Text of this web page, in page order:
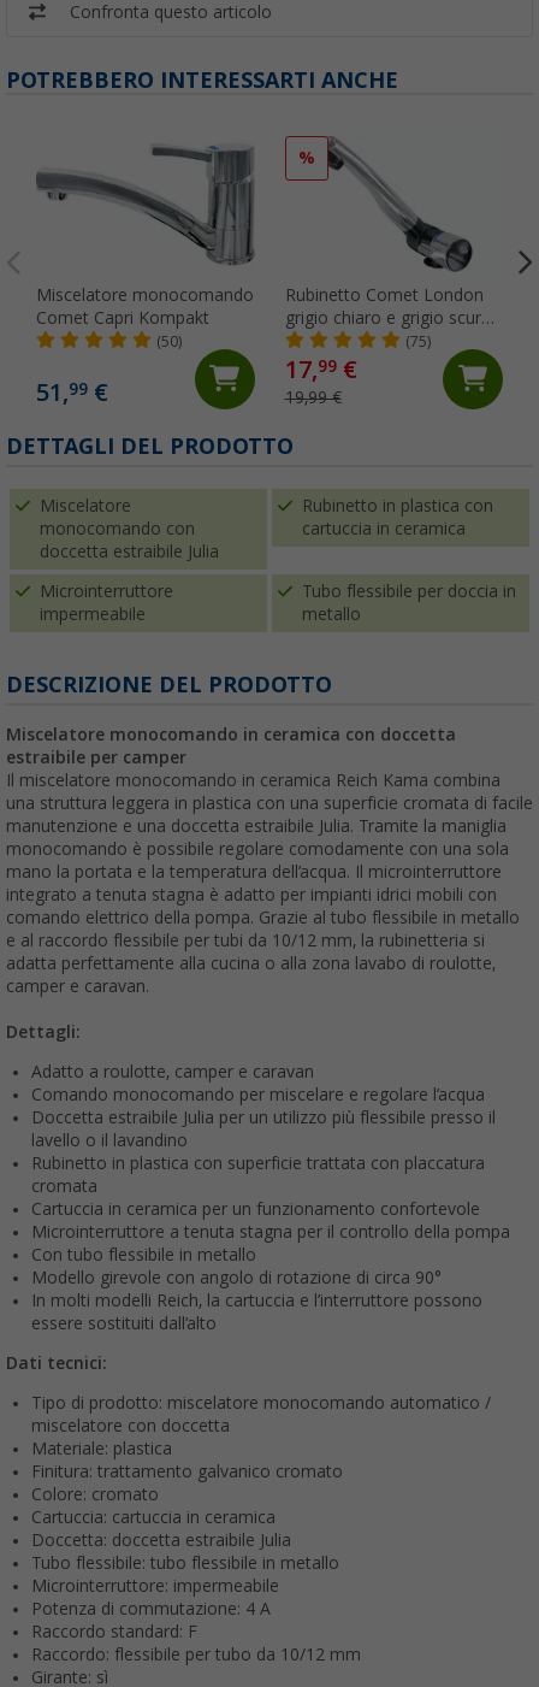
Confronta questo articolo
POTREBBERO INTERESSARTI ANCHE
Miscelatore monocomando
Comet Capri Kompakt
(50)
51,99 €
%
Rubinetto Comet London
grigio chiaro e grigio scuro,
ribaltabile, con
microinterruttore, per
roulotte e camper, cromato
(75)
17,99€
19,99 €
DETTAGLI DEL PRODOTTO
Miscelatore
monocomando con
doccetta estraibile Julia
Rubinetto in plastica con
cartuccia in ceramica
Microinterruttore
impermeabile
Tubo flessibile per doccia in
metallo
DESCRIZIONE DEL PRODOTTO
Miscelatore monocomando in ceramica con doccetta
estraibile per camper
Il miscelatore monocomando in ceramica Reich Kama combina
una struttura leggera in plastica con una superficie cromata di facile
manutenzione e una doccetta estraibile Julia. Tramite la maniglia
monocomando è possibile regolare comodamente con una sola
mano la portata e la temperatura dell’acqua. Il microinterruttore
integrato a tenuta stagna è adatto per impianti idrici mobili con
comando elettrico della pompa. Grazie al tubo flessibile in metallo
e al raccordo flessibile per tubi da 10/12 mm, la rubinetteria si
adatta perfettamente alla cucina o alla zona lavabo di roulotte,
camper e caravan.
Dettagli:
Adatto a roulotte, camper e caravan
Comando monocomando per miscelare e regolare l’acqua
Doccetta estraibile Julia per un utilizzo più flessibile presso il
lavello o il lavandino
Rubinetto in plastica con superficie trattata con placcatura
cromata
Cartuccia in ceramica per un funzionamento confortevole
Microinterruttore a tenuta stagna per il controllo della pompa
Con tubo flessibile in metallo
Modello girevole con angolo di rotazione di circa 90°
In molti modelli Reich, la cartuccia e l’interruttore possono
essere sostituiti dall’alto
Dati tecnici:
Tipo di prodotto: miscelatore monocomando automatico /
miscelatore con doccetta
Materiale: plastica
Finitura: trattamento galvanico cromato
Colore: cromato
Cartuccia: cartuccia in ceramica
Doccetta: doccetta estraibile Julia
Tubo flessibile: tubo flessibile in metallo
Microinterruttore: impermeabile
Potenza di commutazione: 4 A
Raccordo standard: F
Raccordo: flessibile per tubo da 10/12 mm
Girante: sì